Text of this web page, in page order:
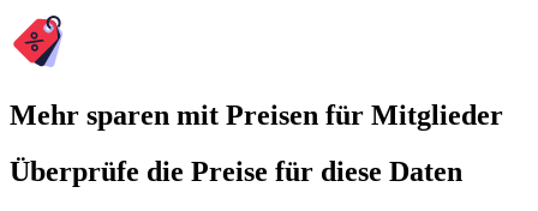
Mehr sparen mit Preisen für Mitglieder
Überprüfe die Preise für diese Daten